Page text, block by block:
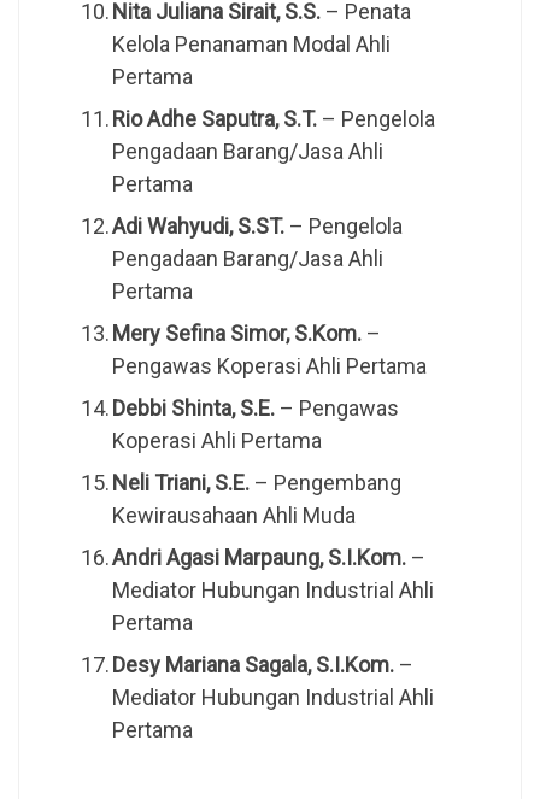
Nita Juliana Sirait, S.S.– Penata
Kelola Penanaman Modal Ahli
Pertama
Rio Adhe Saputra, S.T.– Pengelola
Pengadaan Barang/Jasa Ahli
Pertama
Adi Wahyudi, S.ST.– Pengelola
Pengadaan Barang/Jasa Ahli
Pertama
Mery Sefina Simor, S.Kom.–
Pengawas Koperasi Ahli Pertama
Debbi Shinta, S.E.– Pengawas
Koperasi Ahli Pertama
Neli Triani, S.E.– Pengembang
Kewirausahaan Ahli Muda
Andri Agasi Marpaung, S.I.Kom.–
Mediator Hubungan Industrial Ahli
Pertama
Desy Mariana Sagala, S.I.Kom.–
Mediator Hubungan Industrial Ahli
Pertama